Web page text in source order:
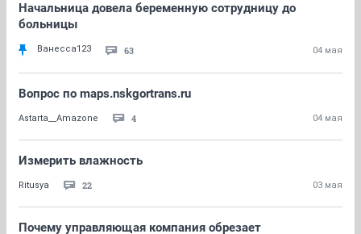
Начальница довела беременную сотрудницу до
больницы
Ванесса123 63 04 мая
Вопрос по maps.nskgortrans.ru
Astarta__Amazone 4 04 мая
Измерить влажность
Ritusya 22 03 мая
Почему управляющая компания обрезает